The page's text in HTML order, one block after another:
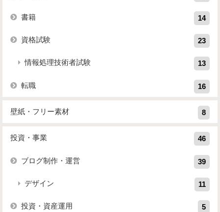
書籍 14
資格試験 23
情報処理技術者試験 13
転職 16
壁紙・フリー素材 8
投資・事業 46
ブログ制作・運営 39
デザイン 11
投資・資産運用 5